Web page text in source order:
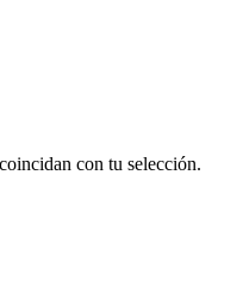
con tu selección.